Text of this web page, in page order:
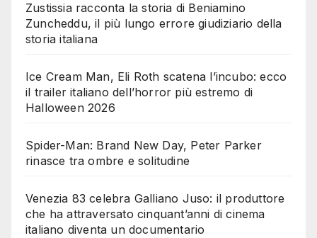
Zustissia racconta la storia di Beniamino
Zuncheddu, il più lungo errore giudiziario della
storia italiana
Ice Cream Man, Eli Roth scatena l’incubo: ecco
il trailer italiano dell’horror più estremo di
Halloween 2026
Spider-Man: Brand New Day, Peter Parker
rinasce tra ombre e solitudine
Venezia 83 celebra Galliano Juso: il produttore
che ha attraversato cinquant’anni di cinema
italiano diventa un documentario